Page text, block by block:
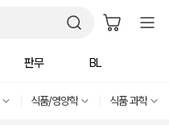
판무 BL
식품/영양학 식품 과학